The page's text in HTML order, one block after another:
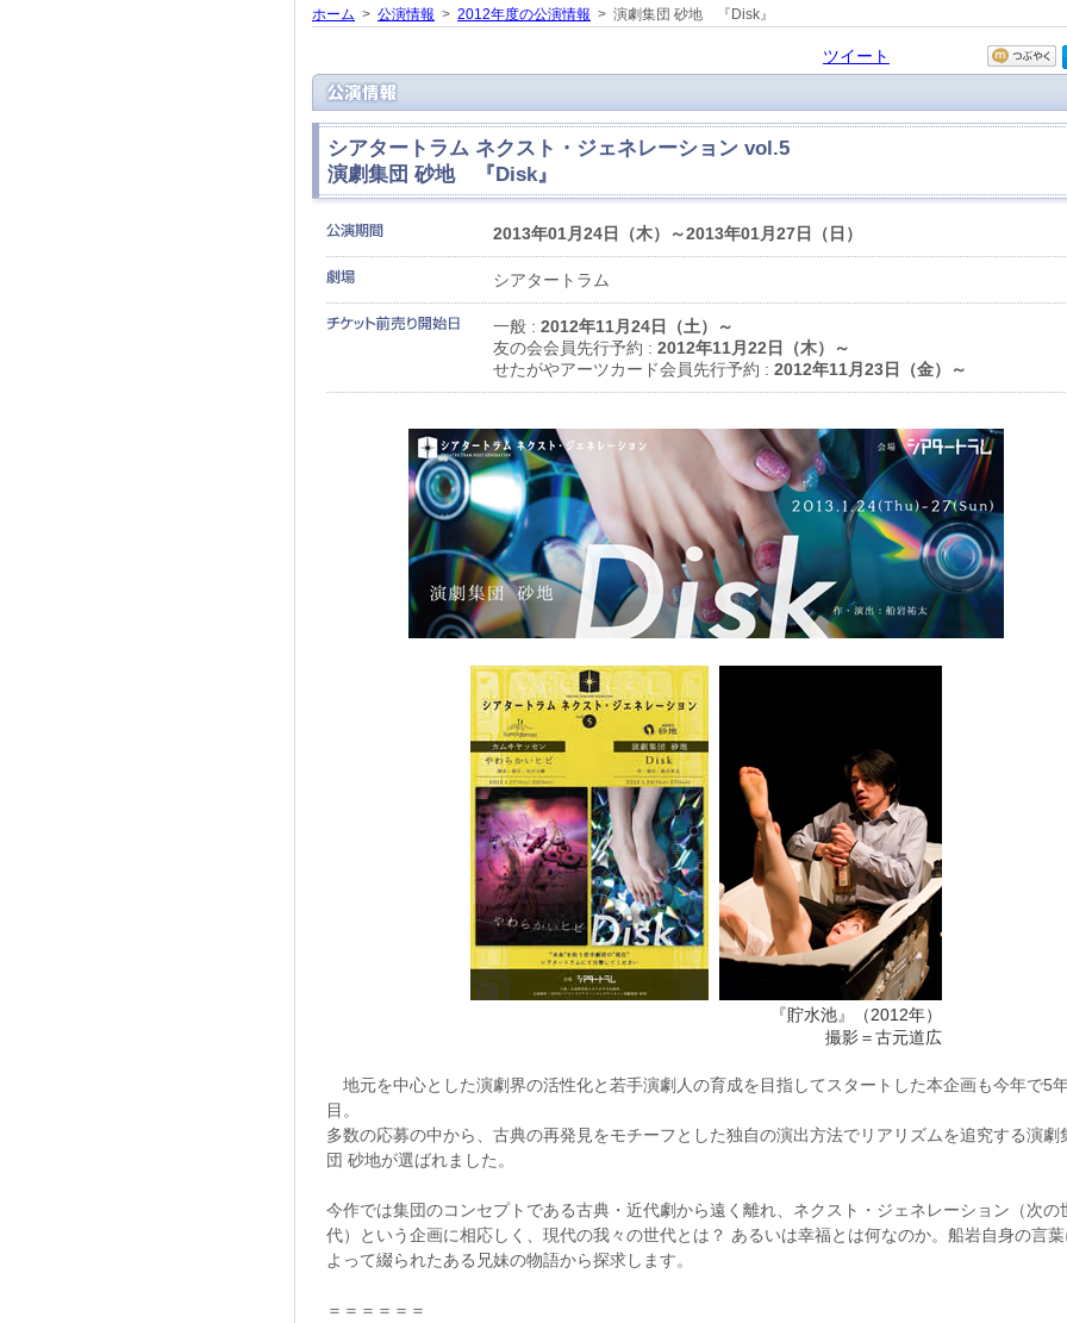
ホーム > 公演情報 > 2012年度の公演情報 > 演劇集団 砂地 『Disk』
ツイート
シアタートラム ネクスト・ジェネレーション vol.5
演劇集団 砂地 『Disk』
2013年01月24日（木）～2013年01月27日（日）
シアタートラム
一般 : 2012年11月24日（土）～
友の会会員先行予約 : 2012年11月22日（木）～
せたがやアーツカード会員先行予約 : 2012年11月23日（金）～
『貯水池』（2012年）
撮影＝古元道広
地元を中心とした演劇界の活性化と若手演劇人の育成を目指してスタートした本企画も今年で5
目。
多数の応募の中から、古典の再発見をモチーフとした独自の演出方法でリアリズムを追究する演劇
団 砂地が選ばれました。
今作では集団のコンセプトである古典・近代劇から遠く離れ、ネクスト・ジェネレーション（次の
代）という企画に相応しく、現代の我々の世代とは？ あるいは幸福とは何なのか。船岩自身の言
よって綴られたある兄妹の物語から探求します。
＝＝＝＝＝＝